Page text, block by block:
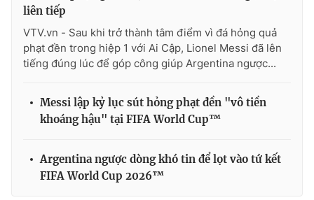
liên tiếp
VTV.vn - Sau khi trở thành tâm điểm vì đá hỏng quả
phạt đền trong hiệp 1 với Ai Cập, Lionel Messi đã lên
tiếng đúng lúc để góp công giúp Argentina ngược...
Messi lập kỷ lục sút hỏng phạt đền "vô tiền
khoáng hậu" tại FIFA World Cup™
Argentina ngược dòng khó tin để lọt vào tứ kết
FIFA World Cup 2026™